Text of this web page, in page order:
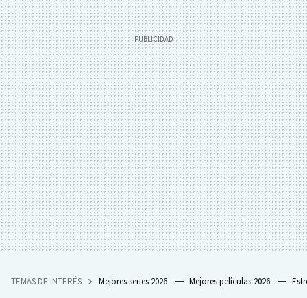
TEMAS DE INTERÉS Mejores series 2026 Mejores películas 2026